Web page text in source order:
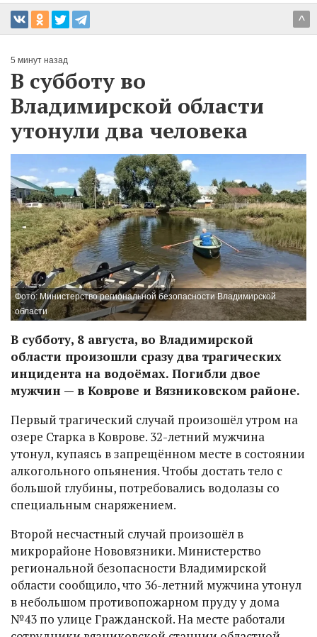
^
5 минут назад
В субботу во
Владимирской области
утонули два человека
Фото: Министерство региональной безопасности Владимирской
области
В субботу, 8 августа, во Владимирской
области произошли сразу два трагических
инцидента на водоёмах. Погибли двое
мужчин — в Коврове и Вязниковском районе.
Первый трагический случай произошёл утром на
озере Старка в Коврове. 32-летний мужчина
утонул, купаясь в запрещённом месте в состоянии
алкогольного опьянения. Чтобы достать тело с
большой глубины, потребовались водолазы со
специальным снаряжением.
Второй несчастный случай произошёл в
микрорайоне Нововязники. Министерство
региональной безопасности Владимирской
области сообщило, что 36-летний мужчина утонул
в небольшом противопожарном пруду у дома
№43 по улице Гражданской. На месте работали